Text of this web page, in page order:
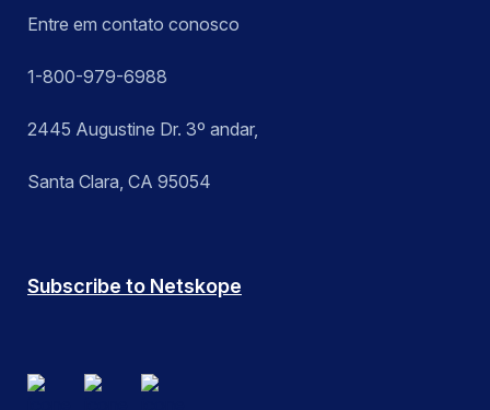
Entre em contato conosco
1-800-979-6988
2445 Augustine Dr. 3º andar,
Santa Clara, CA 95054
Subscribe to Netskope